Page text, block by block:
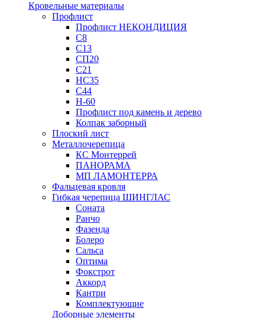
Кровельные материалы
Профлист
Профлист НЕКОНДИЦИЯ
С8
С13
СП20
С21
НС35
С44
Н-60
Профлист под камень и дерево
Колпак заборный
Плоский лист
Металлочерепица
КС Монтеррей
ПАНОРАМА
МП ЛАМОНТЕРРА
Фальцевая кровля
Гибкая черепица ШИНГЛАС
Соната
Ранчо
Фазенда
Болеро
Сальса
Оптима
Фокстрот
Аккорд
Кантри
Комплектующие
Доборные элементы